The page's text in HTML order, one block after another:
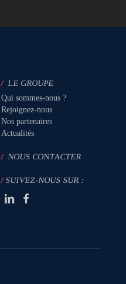
/ LE GROUPE
Qui sommes-nous ?
Rejoignez-nous
Nos partenaires
Actualités
/NOUS CONTACTER
/SUIVEZ-NOUS SUR :